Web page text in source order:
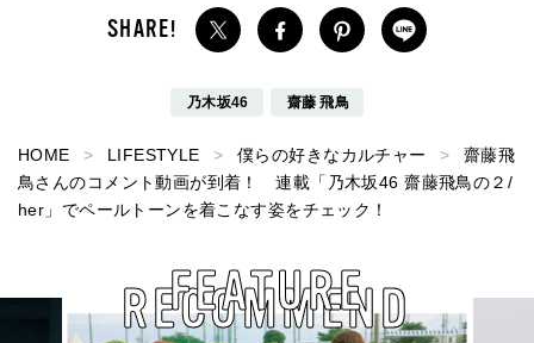
乃木坂46 齋藤 飛鳥
HOME LIFESTYLE 僕らの好きなカルチャー
齋藤飛
鳥さんのコメント動画が到着！ 連載「乃木坂46 齋藤飛鳥の２/
her」でペールトーンを着こなす姿をチェック！
RECOMMEND
FEATURE